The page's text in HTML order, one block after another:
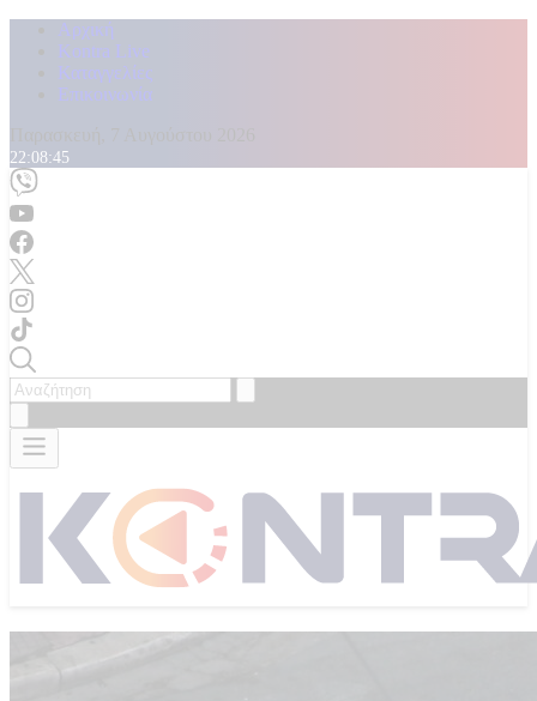
Αρχική
Kontra Live
Καταγγελίες
Επικοινωνία
22:08:48